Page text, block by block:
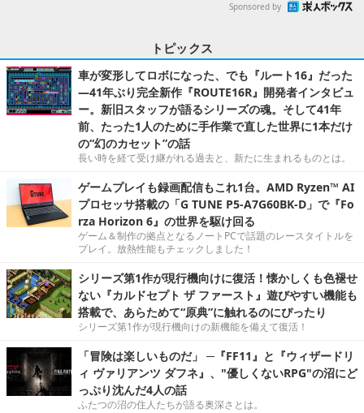
Sponsored by
トピックス
車が変形してロボになった、でも『ルート16』だった
―41年ぶり完全新作『ROUTE16R』開発者インタビュ
ー。新旧スタッフが語るシリーズの魂。そして41年
前、たった1人のために手作業で直した世界に1本だけ
の“幻のカセット”の話
長い時を経て受け継がれる過去と、新たに生まれるものとは。
ゲームプレイも録画配信もこれ1台。AMD Ryzen™ AI
プロセッサ搭載の「G TUNE P5-A7G60BK-D」で『Fo
rza Horizon 6』の世界を駆け回る
ゲーム＆制作の拠点となるノートPCで話題のレースタイトルを
プレイ。放熱性能もチェックしました！
シリーズ第1作が現行機向けに復活！懐かしくも色褪せ
ない『カルドセプト ザ ファースト』遊びやすい機能も
搭載で、あらためて“原典”に触れるのにぴったり
シリーズ第1作が現行機向けの新機能を備えて復活！
「冒険は楽しいものだ」 ─『FF11』と『ウィザードリ
ィ ヴァリアンツ ダフネ』、"優しくないRPG"の沼にど
っぷり沈んだ4人の話
ふたつの沼の住人たちが語る奥深さとは。